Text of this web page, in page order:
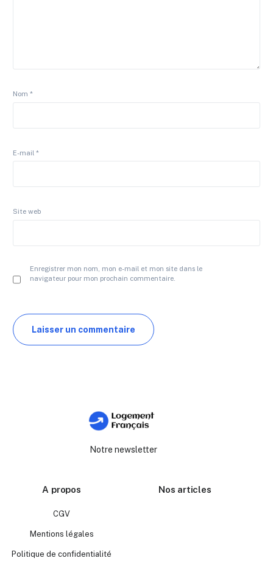
Nom*
E-mail*
Site web
Enregistrer mon nom, mon e-mail et mon site dans le
navigateur pour mon prochain commentaire.
Notre newsletter
A propos
CGV
Mentions légales
Politique de confidentialité
Nos articles